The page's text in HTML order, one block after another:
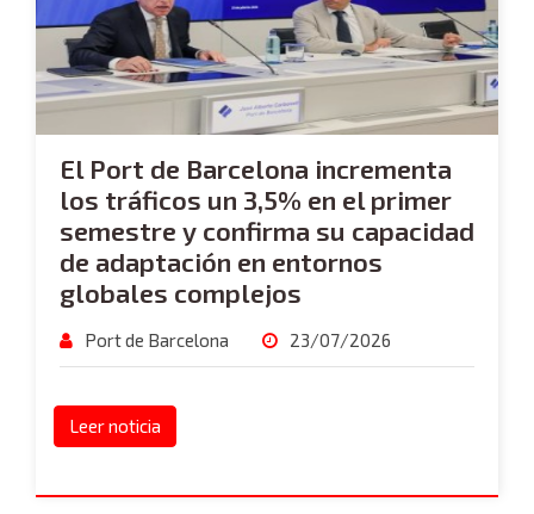
El Port de Barcelona incrementa
los tráficos un 3,5% en el primer
semestre y confirma su capacidad
de adaptación en entornos
globales complejos
Port de Barcelona 23/07/2026
Leer noticia